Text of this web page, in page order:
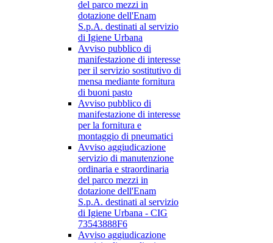
del parco mezzi in
dotazione dell'Enam
S.p.A. destinati al servizio
di Igiene Urbana
Avviso pubblico di
manifestazione di interesse
per il servizio sostitutivo di
mensa mediante fornitura
di buoni pasto
Avviso pubblico di
manifestazione di interesse
per la fornitura e
montaggio di pneumatici
Avviso aggiudicazione
servizio di manutenzione
ordinaria e straordinaria
del parco mezzi in
dotazione dell'Enam
S.p.A. destinati al servizio
di Igiene Urbana - CIG
73543888F6
Avviso aggiudicazione